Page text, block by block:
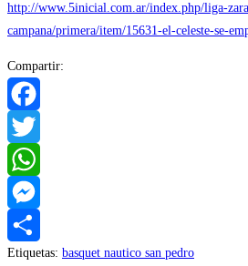
http://www.5inicial.com.ar/index.php/liga-
campana/primera/item/15631-el-celeste-se-
Compartir:
Facebook
Twitter
WhatsApp
Messenger
Compartir
Etiquetas: basquet nautico san pedro